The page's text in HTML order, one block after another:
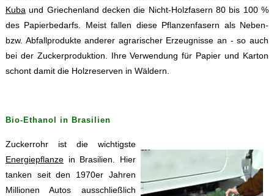
Kuba und Griechenland decken die Nicht-Holzfasern 80 bis 100 %
des Papierbedarfs. Meist fallen diese Pflanzenfasern als Neben-
bzw. Abfallprodukte anderer agrarischer Erzeugnisse an - so auch
bei der Zuckerproduktion. Ihre Verwendung für Papier und Karton
schont damit die Holzreserven in Wäldern.
Bio-Ethanol in Brasilien
Zuckerrohr ist die wichtigste
Energiepflanzein Brasilien. Hier
tanken seit den 1970er Jahren
Millionen Autos ausschließlich